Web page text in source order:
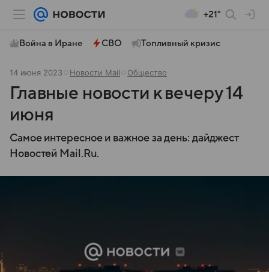
+21°
Война в Иране СВО Топливный кризис
14 июня 2023 Новости Mail Общество
Главные новости к вечеру 14
июня
Самое интересное и важное за день: дайджест
Новостей Mail.Ru.